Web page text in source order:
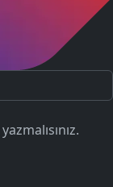
yazmalısınız.